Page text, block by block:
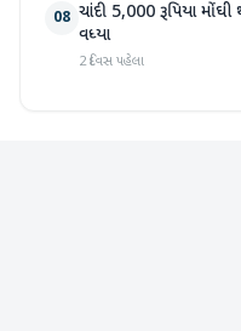
08 ચાંદી 5,000 રૂપિયા
વધ્યા
2 દિવસ પહેલા